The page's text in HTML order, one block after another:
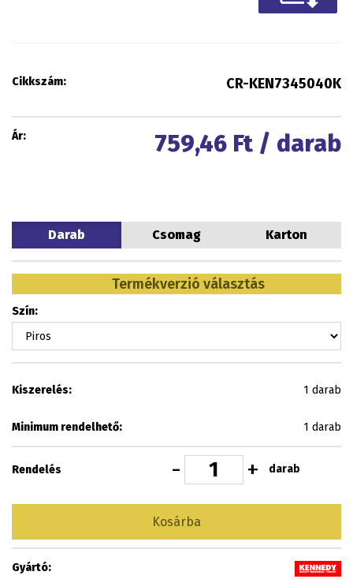
Cikkszám: CR-KEN7345040K
Ár: 759,46 Ft / darab
Darab Csomag Karton
Termékverzió választás
Szín:
Kiszerelés: 1 darab
Minimum rendelhető: 1 darab
Rendelés - + darab
Kosárba
Gyártó: